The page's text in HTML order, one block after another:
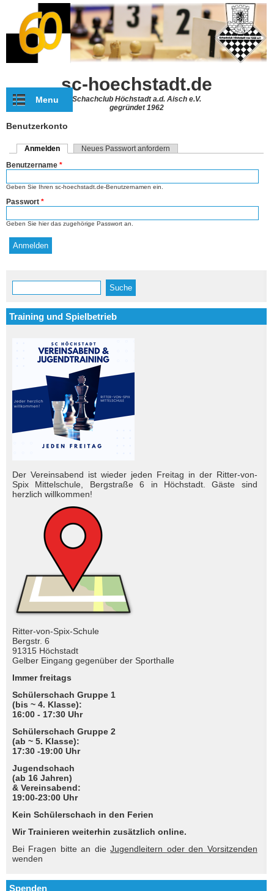
Direkt zum Inhalt
sc-hoechstadt.de
Schachclub Höchstadt a.d. Aisch e.V.
gegründet 1962
Menu
Benutzerkonto
Haupt-Reiter
Anmelden (aktiver Reiter)
Neues Passwort anfordern
Benutzername *
Geben Sie Ihren sc-hoechstadt.de-Benutzernamen ein.
Passwort *
Geben Sie hier das zugehörige Passwort an.
Suchformular
Suche
Training und Spielbetrieb
Der Vereinsabend ist wieder jeden Freitag in der Ritter-von-
Spix Mittelschule, Bergstraße 6 in Höchstadt. Gäste sind
herzlich will­kom­men!
Ritter-von-Spix-Schule
Bergstr. 6
91315 Höchstadt
Gelber Eingang gegenüber der Sporthalle
Immer freitags
Schülerschach Gruppe 1
(bis ~ 4. Klasse):
16:00 - 17:30 Uhr
Schülerschach Gruppe 2
(ab ~ 5. Klasse):
17:30 -19:00 Uhr
Jugendschach
(ab 16 Jahren)
& Vereinsabend:
19:00-23:00 Uhr
Kein Schülerschach in den Ferien
Wir Trainieren weiterhin zusätzlich online.
Bei Fragen bitte an dieJugendleitern oder den Vorsitzenden
wenden
Spenden